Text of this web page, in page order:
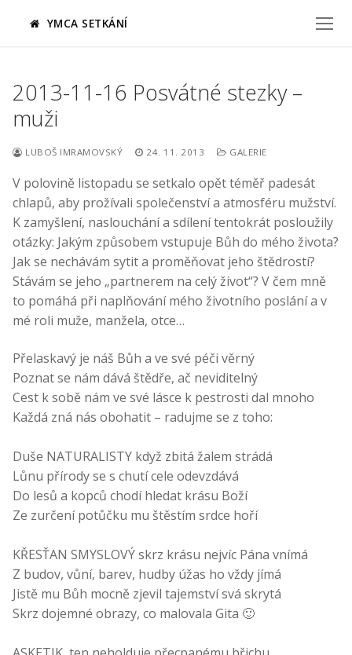
YMCA SETKÁNÍ
2013-11-16 Posvátné stezky –
muži
LUBOŠ IMRAMOVSKÝ 24. 11. 2013 GALERIE
V polovině listopadu se setkalo opět téměř padesát
chlapů, aby prožívali společenství a atmosféru mužství.
K zamyšlení, naslouchání a sdílení tentokrát posloužily
otázky: Jakým způsobem vstupuje Bůh do mého života?
Jak se nechávám sytit a proměňovat jeho štědrostí?
Stávám se jeho „partnerem na celý život“? V čem mně
to pomáhá při naplňování mého životního poslání a v
mé roli muže, manžela, otce…
Přelaskavý je náš Bůh a ve své péči věrný
Poznat se nám dává štědře, ač neviditelný
Cest k sobě nám ve své lásce k pestrosti dal mnoho
Každá zná nás obohatit – radujme se z toho:
Duše NATURALISTY když zbitá žalem strádá
Lůnu přírody se s chutí cele odevzdává
Do lesů a kopců chodí hledat krásu Boží
Ze zurčení potůčku mu štěstím srdce hoří
KŘESŤAN SMYSLOVÝ skrz krásu nejvíc Pána vnímá
Z budov, vůní, barev, hudby úžas ho vždy jímá
Jistě mu Bůh mocně zjevil tajemství svá skrytá
Skrz dojemné obrazy, co malovala Gita 🙂